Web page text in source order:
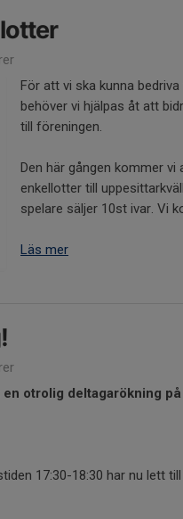
För att vi ska kunna
behöver vi hjälpas åt att
till föreningen.
Den här gången kommer vi
enkellotter till
spelare säljer 10st ivar. Vi
Läs mer
otrolig deltagarökning
17:30-18:30 har nu lett